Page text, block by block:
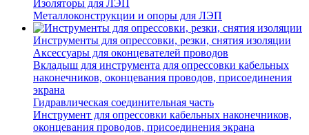
Изоляторы для ЛЭП
Металлоконструкции и опоры для ЛЭП
Инструменты для опрессовки, резки, снятия изоляции
Аксессуары для оконцевателей проводов
Вкладыш для инструмента для опрессовки кабельных
наконечников, оконцевания проводов, присоединения
экрана
Гидравлическая соединительная часть
Инструмент для опрессовки кабельных наконечников,
оконцевания проводов, присоединения экрана